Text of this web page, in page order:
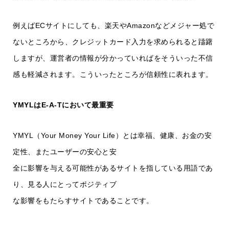
例えばECサイトにしても、楽天やAmazonなどメジャー処で
ないところから、クレジットカード入力を求められると躊躇
しますが、運営者の情報が分かっていればをそういった不信
感も軽減されます。こういったところが信頼性に表れます。
YMYLはE-A-Tにおいて最重要
YMYL（Your Money Your Life）とは幸福、健康、お金の安
定性、またユーザーの安心と安
全に影響を与える可能性があるサイトを指している用語であ
り、見る人にとってポジティブ
な影響をもたらすサイトであることです。